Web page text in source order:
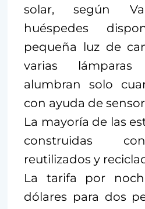
solar, según
huéspedes
pequeña luz de
varias
alumbran solo
con ayuda de
La mayoría de las
construidas
reutilizados y
La tarifa por
dólares para dos